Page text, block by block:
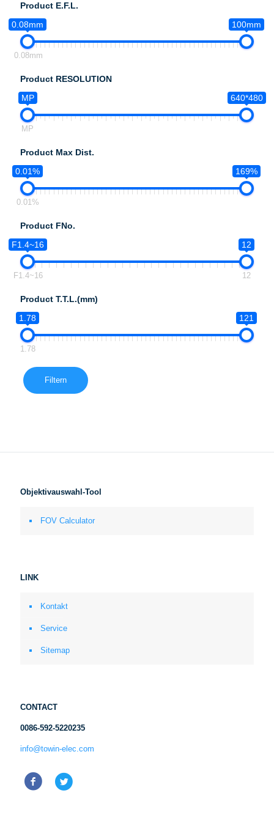
Product E.F.L.
0.08mm
100mm
0.08mm
Product RESOLUTION
MP
640*480
MP
Product Max Dist.
0.01%
169%
0.01%
Product FNo.
F1.4~16
12
F1.4~16 12
Product T.T.L.(mm)
1.78
121
1.78
Filtern
Objektivauswahl-Tool
FOV Calculator
LINK
Kontakt
Service
Sitemap
CONTACT
0086-592-5220235
info@towin-elec.com